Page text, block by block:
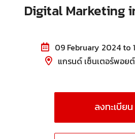
Digital Marketing
09 February 2024 to
แกรนด์ เซ็นเตอร์พอย
ลงทะเบียน